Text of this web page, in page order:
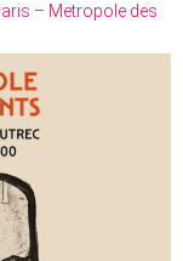
– Metropole des